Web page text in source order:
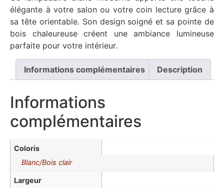
élégante à votre salon ou votre coin lecture grâce à
sa tête orientable. Son design soigné et sa pointe de
bois chaleureuse créent une ambiance lumineuse
parfaite pour votre intérieur.
Informations complémentaires Description
Informations
complémentaires
Coloris
Blanc/Bois clair
Largeur